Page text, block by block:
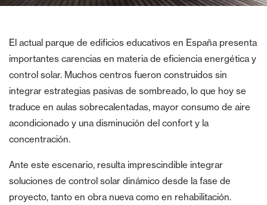
El actual parque de edificios educativos en España presenta
importantes carencias en materia de eficiencia energética y
control solar. Muchos centros fueron construidos sin
integrar estrategias pasivas de sombreado, lo que hoy se
traduce en aulas sobrecalentadas, mayor consumo de aire
acondicionado y una disminución del confort y la
concentración.
Ante este escenario, resulta imprescindible integrar
soluciones de control solar dinámico desde la fase de
proyecto, tanto en obra nueva como en rehabilitación.